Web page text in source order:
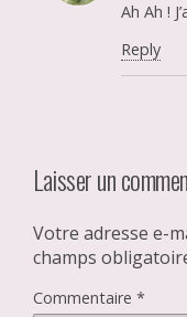
Ah Ah !
Reply
Laisser un
Votre adresse e-
champs
Commentaire *